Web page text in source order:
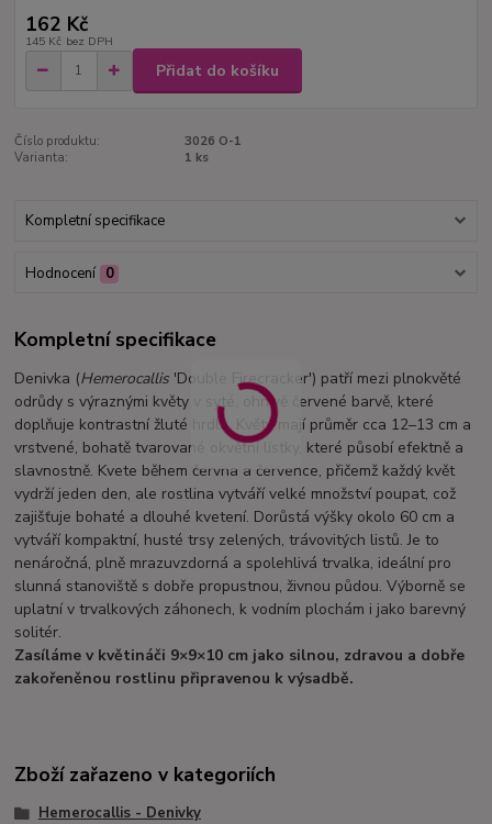
162 Kč
145 Kč bez DPH
Přidat do košíku
Číslo produktu:
3026 O-1
Varianta:
1 ks
Kompletní specifikace
Hodnocení 0
Kompletní specifikace
Denivka (Hemerocallis 'Double Firecracker') patří mezi plnokvěté
odrůdy s výraznými květy v syté, ohnivě červené barvě, které
doplňuje kontrastní žluté hrdlo. Květy mají průměr cca 12–13 cm a
vrstvené, bohatě tvarované okvětní lístky, které působí efektně a
slavnostně. Kvete během června a července, přičemž každý květ
vydrží jeden den, ale rostlina vytváří velké množství poupat, což
zajišťuje bohaté a dlouhé kvetení. Dorůstá výšky okolo 60 cm a
vytváří kompaktní, husté trsy zelených, trávovitých listů. Je to
nenáročná, plně mrazuvzdorná a spolehlivá trvalka, ideální pro
slunná stanoviště s dobře propustnou, živnou půdou. Výborně se
uplatní v trvalkových záhonech, k vodním plochám i jako barevný
solitér.
Zasíláme v květináči 9×9×10 cm jako silnou, zdravou a dobře
zakořeněnou rostlinu připravenou k výsadbě.
Zboží zařazeno v kategoriích
Hemerocallis - Denivky